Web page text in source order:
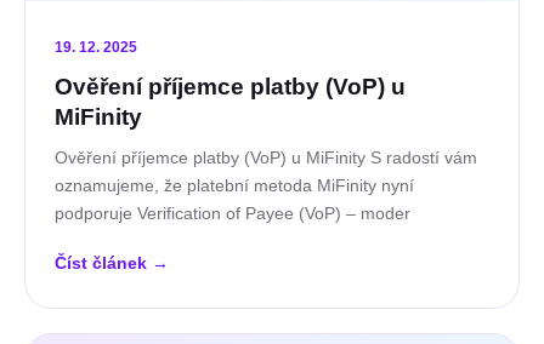
19. 12. 2025
Ověření příjemce platby (VoP) u
MiFinity
Ověření příjemce platby (VoP) u MiFinity S radostí vám
oznamujeme, že platební metoda MiFinity nyní
podporuje Verification of Payee (VoP) – moder
Číst článek →